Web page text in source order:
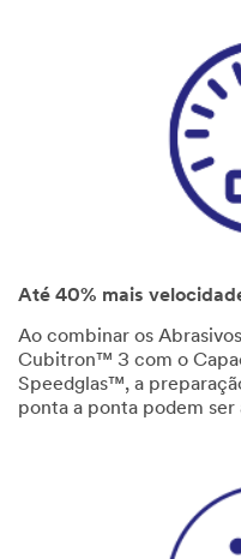
Até 40% mais
Ao combinar os
Cubitron™ 3 com o
Speedglas™, a
ponta a ponta podem